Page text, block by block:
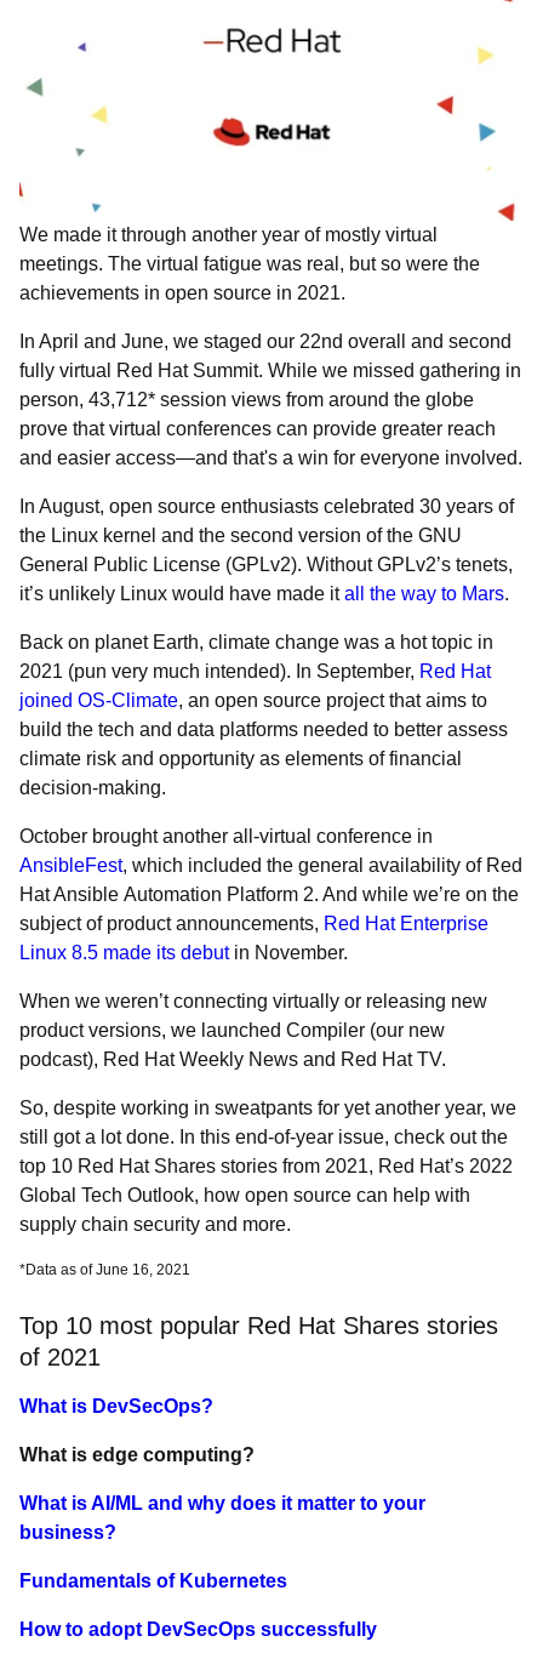
We made it through another year of mostly virtual
meetings. The virtual fatigue was real, but so were the
achievements in open source in 2021.
In April and June, we staged our 22nd overall and second
fully virtual Red Hat Summit. While we missed gathering in
person, 43,712* session views from around the globe
prove that virtual conferences can provide greater reach
and easier access—and that's a win for everyone involved.
In August, open source enthusiasts celebrated 30 years of
the Linux kernel and the second version of the GNU
General Public License (GPLv2). Without GPLv2’s tenets,
it’s unlikely Linux would have made itall the way to Mars.
Back on planet Earth, climate change was a hot topic in
2021 (pun very much intended). In September, Red Hat
joined OS-Climate, an open source project that aims to
build the tech and data platforms needed to better assess
climate risk and opportunity as elements of financial
decision-making.
October brought another all-virtual conference in
AnsibleFest, which included the general availability of Red
Hat Ansible Automation Platform 2. And while we’re on the
subject of product announcements, Red Hat Enterprise
Linux 8.5 made its debutin November.
When we weren’t connecting virtually or releasing new
product versions, we launched Compiler (our new
podcast), Red Hat Weekly News and Red Hat TV.
So, despite working in sweatpants for yet another year, we
still got a lot done. In this end-of-year issue, check out the
top 10 Red Hat Shares stories from 2021, Red Hat’s 2022
Global Tech Outlook, how open source can help with
supply chain security and more.
*Data as of June 16, 2021
Top 10 most popular Red Hat Shares stories
of 2021
What is DevSecOps?
What is edge computing?
What is AI/ML and why does it matter to your
business?
Fundamentals of Kubernetes
How to adopt DevSecOps successfully